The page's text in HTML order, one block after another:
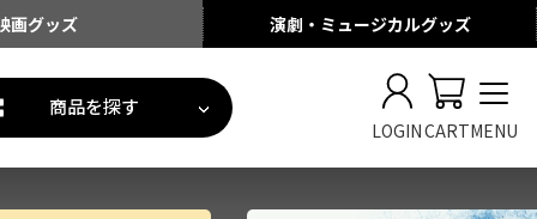
画グッズ 演劇・ミュージカルグッズ
商品を探す
LOGINCARTMENU